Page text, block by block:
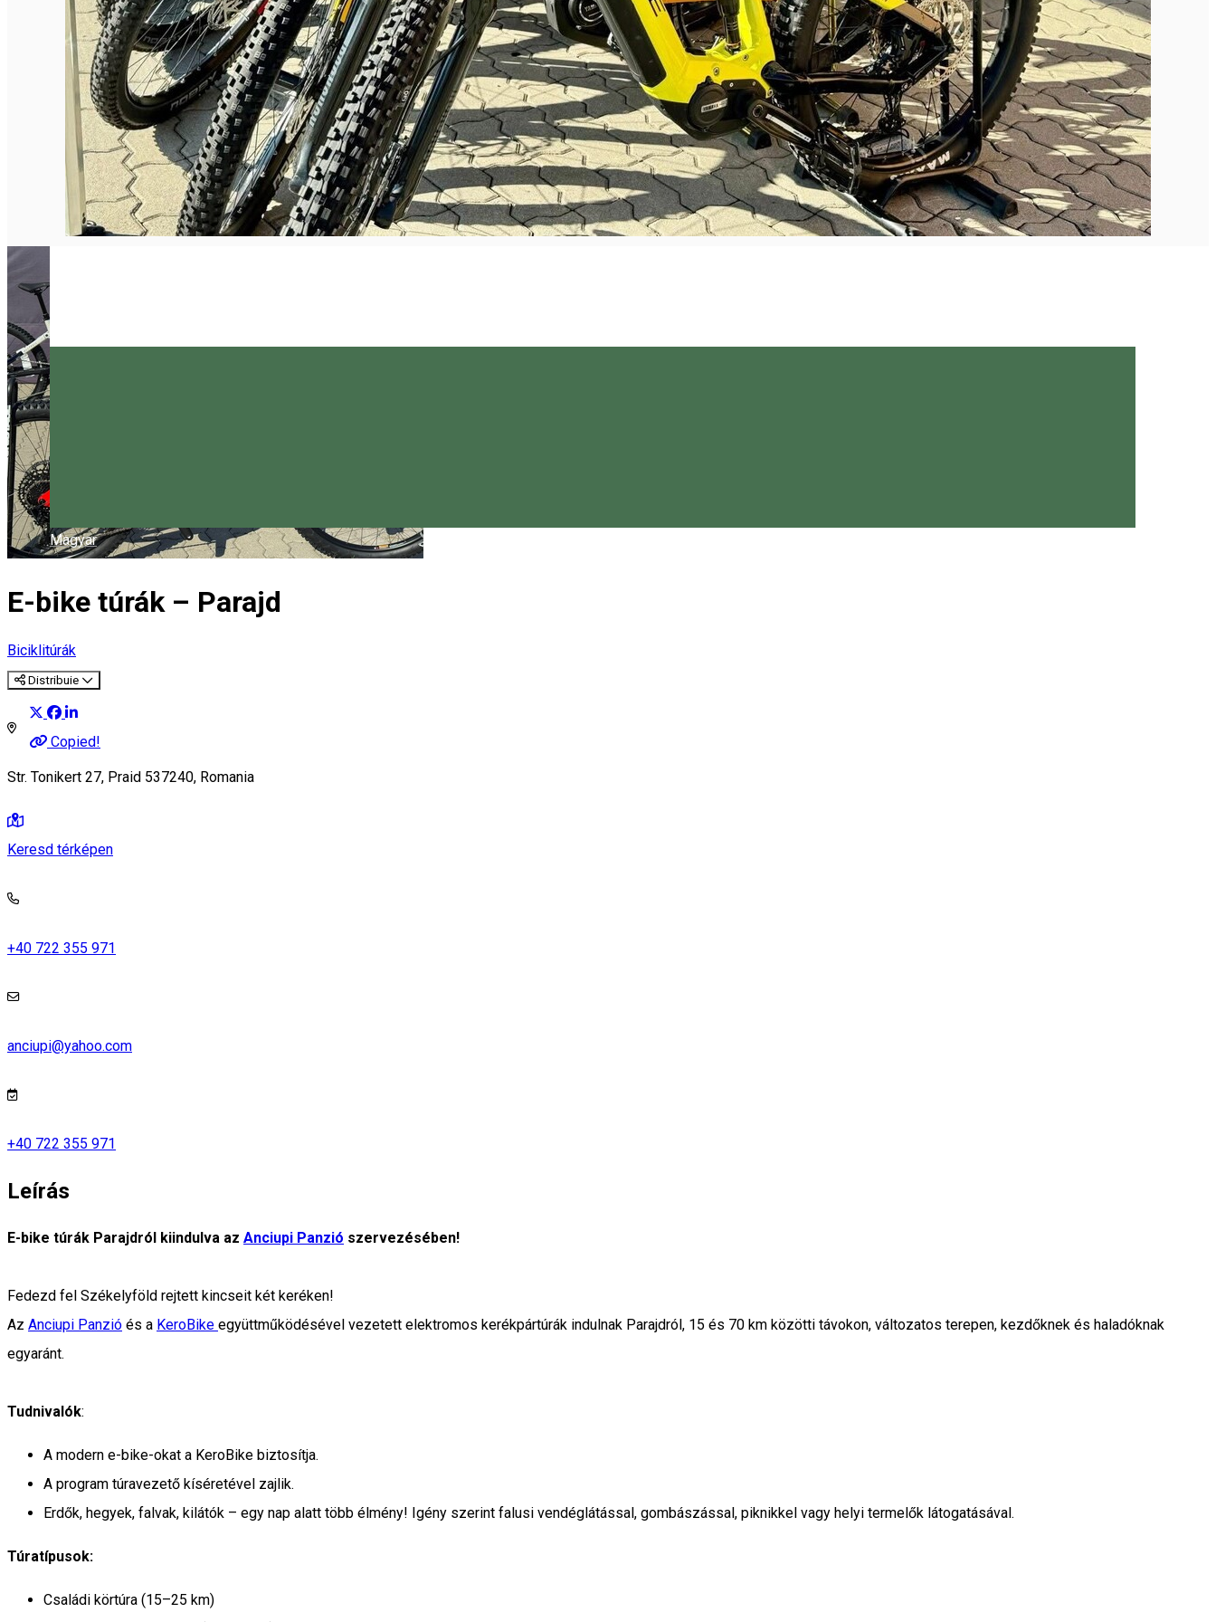
Magyar
E-bike túrák – Parajd
Biciklitúrák
Distribuie
Copied!
Str. Tonikert 27, Praid 537240, Romania
Keresd térképen
+40 722 355 971
anciupi@yahoo.com
+40 722 355 971
Leírás
E-bike túrák Parajdról kiindulva az Anciupi Panzió szervezésében!
Fedezd fel Székelyföld rejtett kincseit két keréken!
Az Anciupi Panzió és a KeroBike együttműködésével vezetett elektromos kerékpártúrák indulnak Parajdról, 15 és 70 km közötti távokon, változatos terepen, kezdőknek és haladóknak
egyaránt.
Tudnivalók:
A modern e-bike-okat a KeroBike biztosítja.
A program túravezető kíséretével zajlik.
Erdők, hegyek, falvak, kilátók – egy nap alatt több élmény! Igény szerint falusi vendéglátással, gombászással, piknikkel vagy helyi termelők látogatásával.
Túratípusok:
Családi körtúra (15–25 km)